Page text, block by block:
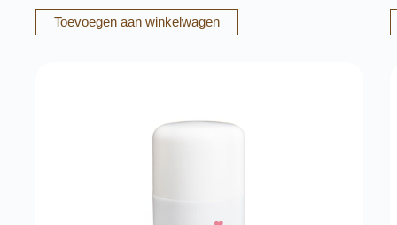
Toevoegen aan winkelwagen